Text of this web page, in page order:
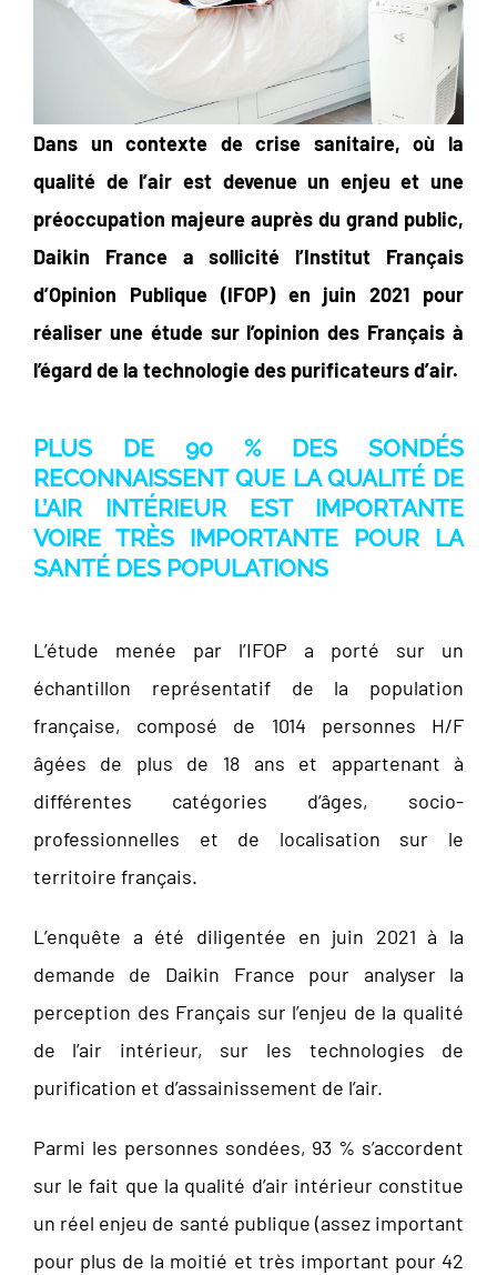
Dans un contexte de crise sanitaire, où la
qualité de l’air est devenue un enjeu et une
préoccupation majeure auprès du grand public,
Daikin France a sollicité l’Institut Français
d’Opinion Publique (IFOP) en juin 2021 pour
réaliser une étude sur l’opinion des Français à
l’égard de la technologie des purificateurs d’air.
PLUS DE 90 % DES SONDÉS
RECONNAISSENT QUE LA QUALITÉ DE
L’AIR INTÉRIEUR EST IMPORTANTE
VOIRE TRÈS IMPORTANTE POUR LA
SANTÉ DES POPULATIONS
L’étude menée par l’IFOP a porté sur un
échantillon représentatif de la population
française, composé de 1014 personnes H/F
âgées de plus de 18 ans et appartenant à
différentes catégories d’âges, socio-
professionnelles et de localisation sur le
territoire français.
L’enquête a été diligentée en juin 2021 à la
demande de Daikin France pour analyser la
perception des Français sur l’enjeu de la qualité
de l’air intérieur, sur les technologies de
purification et d’assainissement de l’air.
Parmi les personnes sondées, 93 % s’accordent
sur le fait que la qualité d’air intérieur constitue
un réel enjeu de santé publique (assez important
pour plus de la moitié et très important pour 42